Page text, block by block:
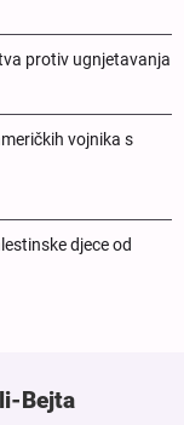
protiv ugnjetavanja
vojnika s
djece od
Bejta